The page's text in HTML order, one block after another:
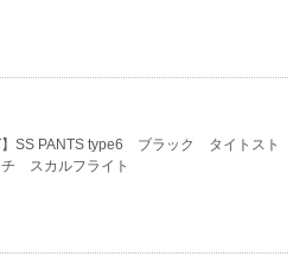
】SS PANTS type6 ブラック タイトスト
スカルフライト